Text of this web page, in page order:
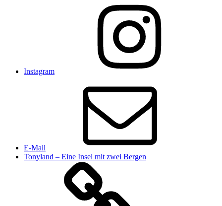
Instagram
E-Mail
Tonyland – Eine Insel mit zwei Bergen